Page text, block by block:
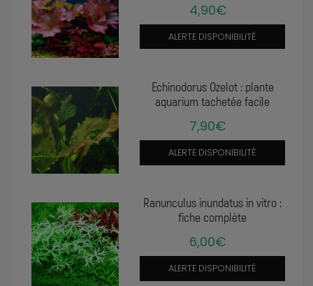
4,90€
ALERTE DISPONIBILITÉ
Echinodorus Ozelot : plante
aquarium tachetée facile
7,90€
ALERTE DISPONIBILITÉ
Ranunculus inundatus in vitro :
fiche complète
6,00€
ALERTE DISPONIBILITÉ